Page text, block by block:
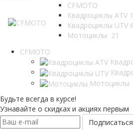
CFMOTO
Квадроциклы ATV
Квадроциклы UTV 6
Мотоциклы 21
CFMOTO
Мотоциклы
Будьте всегда в курсе!
Узнавайте о скидках и акциях первым